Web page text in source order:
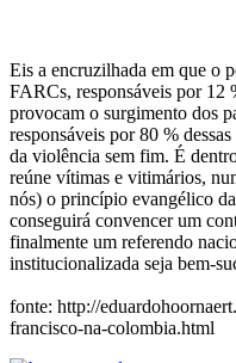
Eis a encruzilhada em que o
FARCs, responsáveis por 12
provocam o surgimento dos
responsáveis por 80 %
da violência sem fim. É
reúne vítimas e vitimários,
nós) o princípio evangélico
conseguirá convencer um
finalmente um referendo
institucionalizada seja bem-
fonte: http://
francisco-na-colombia.html